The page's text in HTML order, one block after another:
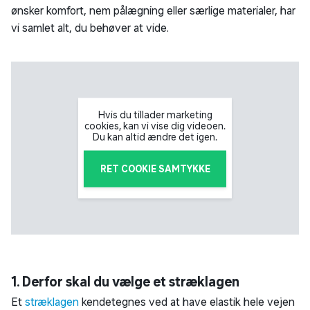
ønsker komfort, nem pålægning eller særlige materialer, har
vi samlet alt, du behøver at vide.
Hvis du tillader marketing
cookies, kan vi vise dig videoen.
Du kan altid ændre det igen.
RET COOKIE SAMTYKKE
1. Derfor skal du vælge et stræklagen
Et stræklagen kendetegnes ved at have elastik hele vejen